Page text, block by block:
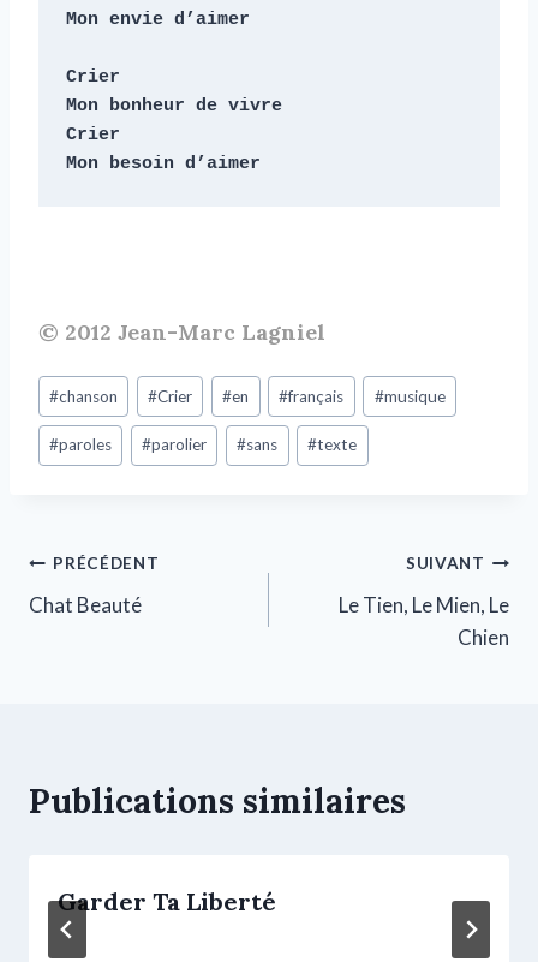
Mon envie d’aimer
Crier
Mon bonheur de vivre
Crier
Mon besoin d’aimer
© 2012 Jean-Marc Lagniel
#chanson #Crier #en #français #musique
#paroles #parolier #sans #texte
PRÉCÉDENT
Chat Beauté
SUIVANT
Le Tien, Le Mien, Le
Chien
Publications similaires
Garder Ta Liberté